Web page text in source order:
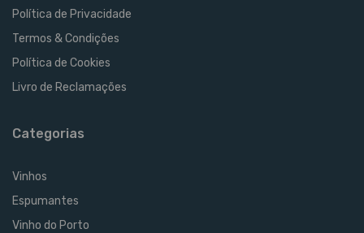
Política de Privacidade
Termos & Condições
Política de Cookies
Livro de Reclamações
Categorias
Vinhos
Espumantes
Vinho do Porto